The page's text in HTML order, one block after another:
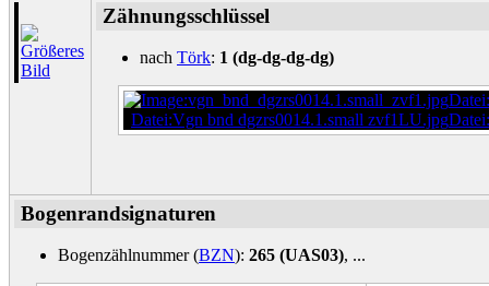
Zähnungsschlüssel
nach Törk: 1 (dg-dg-dg-dg)
Datei:Vgn bnd dgzrs0014.1.small zvf1LU.jpg
Bogenrandsignaturen
Bogenzählnummer (BZN): 265 (UAS03), ...